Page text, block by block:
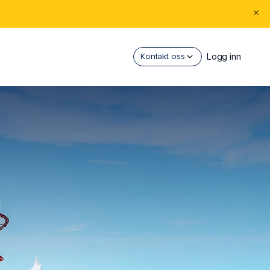
Kontakt oss Logg inn